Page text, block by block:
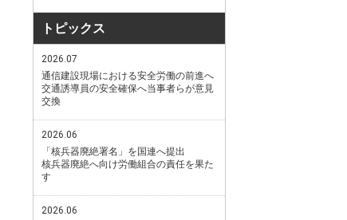
トピックス
2026.07
通信建設現場における安全労働の前進へ
交通誘導員の安全確保へ当事者らが意見
交換
2026.06
「核兵器廃絶署名」を国連へ提出
核兵器廃絶へ向け労働組合の責任を果た
す
2026.06